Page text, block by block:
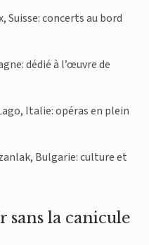
Suisse: concerts au bord
dédié à l’œuvre de
Italie: opéras en plein
Bulgarie: culture et
sans la canicule